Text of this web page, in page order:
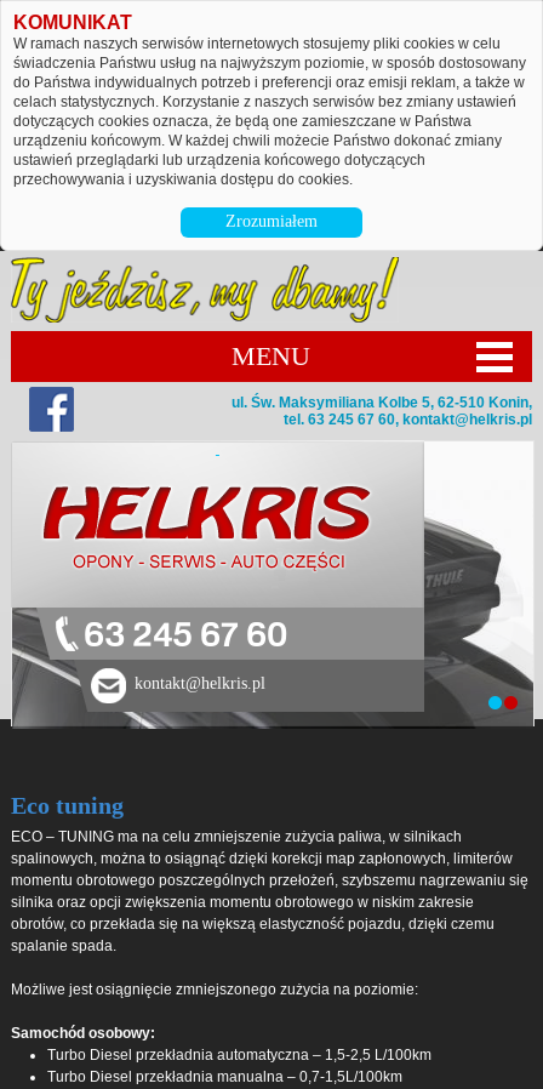
KOMUNIKAT
W ramach naszych serwisów internetowych stosujemy pliki cookies w celu
świadczenia Państwu usług na najwyższym poziomie, w sposób dostosowany
do Państwa indywidualnych potrzeb i preferencji oraz emisji reklam, a także w
celach statystycznych. Korzystanie z naszych serwisów bez zmiany ustawień
dotyczących cookies oznacza, że będą one zamieszczane w Państwa
urządzeniu końcowym. W każdej chwili możecie Państwo dokonać zmiany
ustawień przeglądarki lub urządzenia końcowego dotyczących
przechowywania i uzyskiwania dostępu do cookies.
Zrozumiałem
MENU
ul. Św. Maksymiliana Kolbe 5, 62-510 Konin,
tel. 63 245 67 60, kontakt@helkris.pl
63 245 67 60
kontakt@helkris.pl
Eco tuning
ECO – TUNING ma na celu zmniejszenie zużycia paliwa, w silnikach
spalinowych, można to osiągnąć dzięki korekcji map zapłonowych, limiterów
momentu obrotowego poszczególnych przełożeń, szybszemu nagrzewaniu się
silnika oraz opcji zwiększenia momentu obrotowego w niskim zakresie
obrotów, co przekłada się na większą elastyczność pojazdu, dzięki czemu
spalanie spada.
Możliwe jest osiągnięcie zmniejszonego zużycia na poziomie:
Samochód osobowy:
Turbo Diesel przekładnia automatyczna – 1,5-2,5 L/100km
Turbo Diesel przekładnia manualna – 0,7-1,5L/100km